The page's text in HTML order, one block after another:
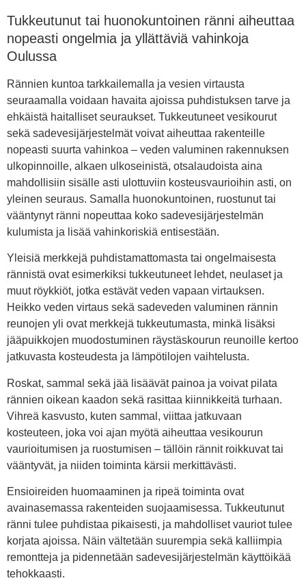
Tukkeutunut tai huonokuntoinen ränni aiheuttaa
nopeasti ongelmia ja yllättäviä vahinkoja
Oulussa
Rännien kuntoa tarkkailemalla ja vesien virtausta
seuraamalla voidaan havaita ajoissa puhdistuksen tarve ja
ehkäistä haitalliset seuraukset. Tukkeutuneet vesikourut
sekä sadevesijärjestelmät voivat aiheuttaa rakenteille
nopeasti suurta vahinkoa – veden valuminen rakennuksen
ulkopinnoille, alkaen ulkoseinistä, otsalaudoista aina
mahdollisiin sisälle asti ulottuviin kosteusvaurioihin asti, on
yleinen seuraus. Samalla huonokuntoinen, ruostunut tai
vääntynyt ränni nopeuttaa koko sadevesijärjestelmän
kulumista ja lisää vahinkoriskiä entisestään.
Yleisiä merkkejä puhdistamattomasta tai ongelmaisesta
rännistä ovat esimerkiksi tukkeutuneet lehdet, neulaset ja
muut röykkiöt, jotka estävät veden vapaan virtauksen.
Heikko veden virtaus sekä sadeveden valuminen rännin
reunojen yli ovat merkkejä tukkeutumasta, minkä lisäksi
jääpuikkojen muodostuminen räystäskourun reunoille kertoo
jatkuvasta kosteudesta ja lämpötilojen vaihtelusta.
Roskat, sammal sekä jää lisäävät painoa ja voivat pilata
rännien oikean kaadon sekä rasittaa kiinnikkeitä turhaan.
Vihreä kasvusto, kuten sammal, viittaa jatkuvaan
kosteuteen, joka voi ajan myötä aiheuttaa vesikourun
vaurioitumisen ja ruostumisen – tällöin rännit roikkuvat tai
vääntyvät, ja niiden toiminta kärsii merkittävästi.
Ensioireiden huomaaminen ja ripeä toiminta ovat
avainasemassa rakenteiden suojaamisessa. Tukkeutunut
ränni tulee puhdistaa pikaisesti, ja mahdolliset vauriot tulee
korjata ajoissa. Näin vältetään suurempia sekä kalliimpia
remontteja ja pidennetään sadevesijärjestelmän käyttöikää
tehokkaasti.